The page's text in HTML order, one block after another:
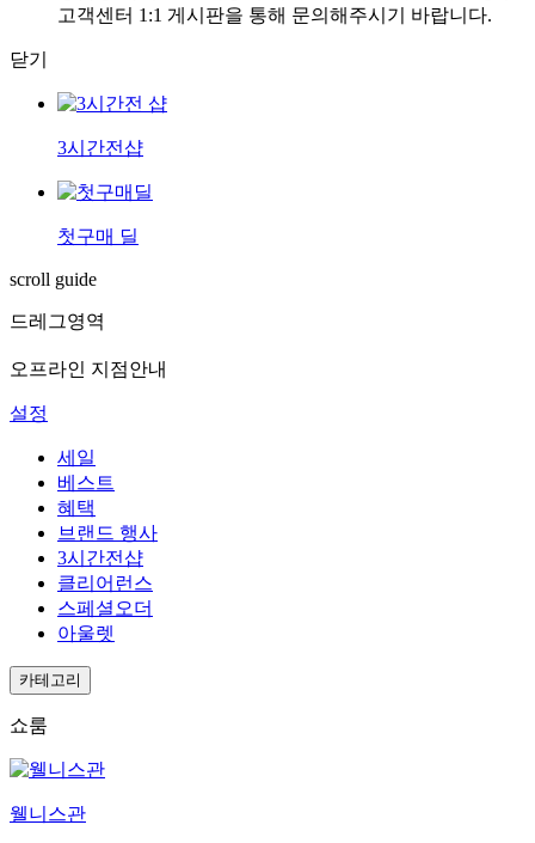
고객센터 1:1 게시판을 통해 문의해주시기 바랍니다.
닫기
3시간전샵
첫구매 딜
scroll guide
드레그영역
오프라인 지점안내
설정
세일
베스트
혜택
브랜드 행사
3시간전샵
클리어런스
스페셜오더
아울렛
카테고리
쇼룸
웰니스관